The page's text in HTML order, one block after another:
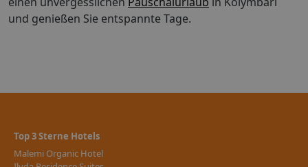
und genießen Sie entspannte Tage.
Top 3 Sterne Hotels
Malemi Organic Hotel